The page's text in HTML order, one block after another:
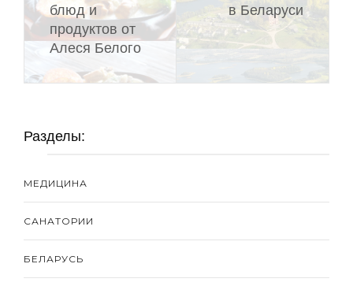
блюд и
продуктов от
Алеся Белого
в Беларуси
Разделы:
МЕДИЦИНА
САНАТОРИИ
БЕЛАРУСЬ